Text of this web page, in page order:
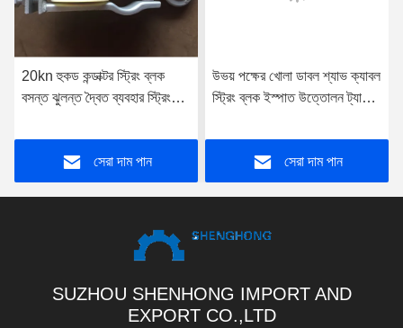
20kn হুকড কন্ডাক্টর স্ট্রিং ব্লক
বসন্ত ঝুলন্ত দ্বৈত ব্যবহার স্ট্রিং
সেরা দাম পান
উভয় পক্ষের খোলা ডাবল শ্যাভ ক্যাবল
স্ট্রিং ব্লক ইস্পাত উত্তোলন ট্যাকল
সেরা দাম পান
SUZHOU SHENHONG IMPORT AND
EXPORT CO.,LTD